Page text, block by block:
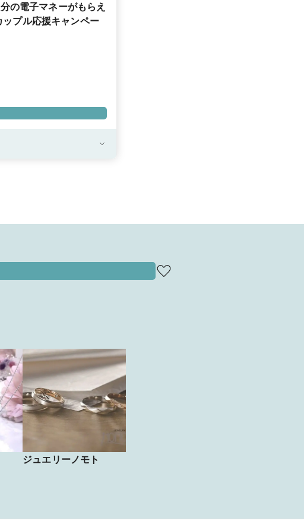
の電子マネーがもらえ
プル応援キャンペー
ジュエリーノモト